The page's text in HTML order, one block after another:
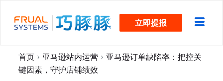
过
立即提报
首页 › 亚马逊站内运营 › 亚马逊订单缺陷率：把控关
键因素，守护店铺绩效